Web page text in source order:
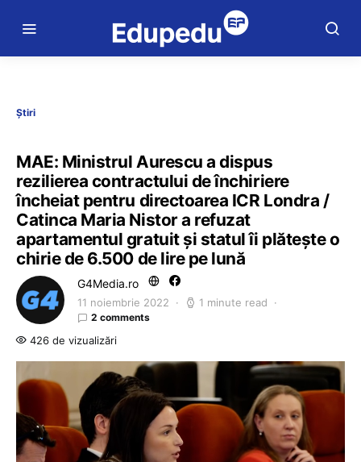
Știri
MAE: Ministrul Aurescu a dispus
rezilierea contractului de închiriere
încheiat pentru directoarea ICR Londra /
Catinca Maria Nistor a refuzat
apartamentul gratuit și statul îi plătește o
chirie de 6.500 de lire pe lună
G4Media.ro
11 noiembrie 2022 1 minute read
2 comments
426 de vizualizări